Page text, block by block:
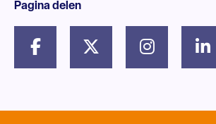
Pagina delen